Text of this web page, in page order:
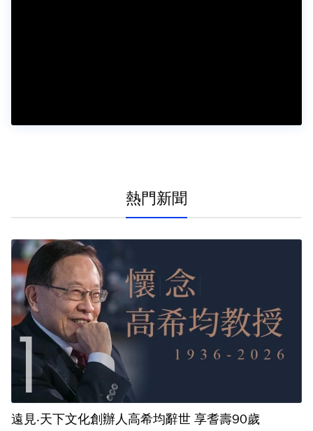
熱門新聞
遠見‧天下文化創辦人高希均辭世 享耆壽90歲